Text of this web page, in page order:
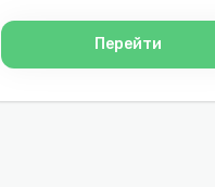
Перейти